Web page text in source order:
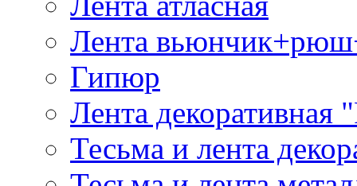
Лента
Гипюр
Лента декоративная
Тесьма и лента